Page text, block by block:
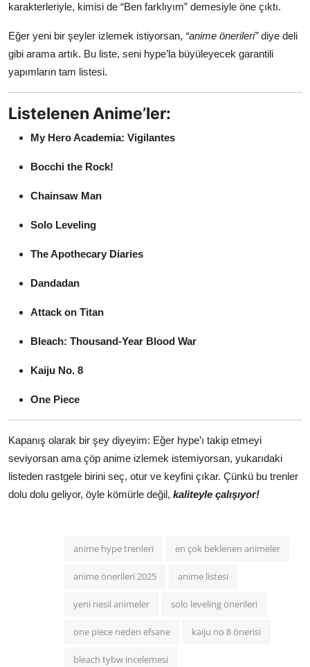
karakterleriyle, kimisi de “Ben farklıyım” demesiyle öne çıktı.
Eğer yeni bir şeyler izlemek istiyorsan, “anime önerileri”diye deli
gibi arama artık. Bu liste, seni hype’la büyüleyecek garantili
yapımların tam listesi.
Listelenen Anime’ler:
My Hero Academia: Vigilantes
Bocchi the Rock!
Chainsaw Man
Solo Leveling
The Apothecary Diaries
Dandadan
Attack on Titan
Bleach: Thousand-Year Blood War
Kaiju No. 8
One Piece
Kapanış olarak bir şey diyeyim: Eğer hype’ı takip etmeyi
seviyorsan ama çöp anime izlemek istemiyorsan, yukarıdaki
listeden rastgele birini seç, otur ve keyfini çıkar. Çünkü bu trenler
dolu dolu geliyor, öyle kömürle değil, kaliteyle çalışıyor!
anime hype trenleri en çok beklenen animeler
anime önerileri 2025 anime listesi
yeni nesil animeler solo leveling önerileri
one piece neden efsane kaiju no 8 önerisi
bleach tybw incelemesi